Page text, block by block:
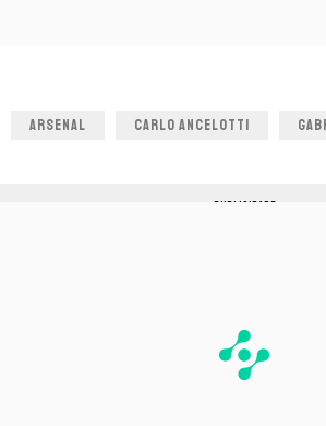
ARSENAL CARLO ANCELOTTI
PUBLICIDADE